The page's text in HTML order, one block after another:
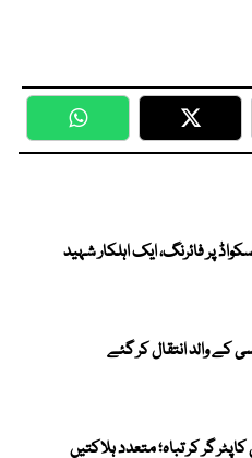
WhatsApp Twitter
پر فائرنگ، ایک اہلکار شہید
کے والد انتقال کر گئے